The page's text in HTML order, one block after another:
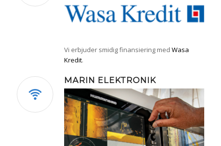
Vi erbjuder smidig finansiering med Wasa
Kredit.
MARIN ELEKTRONIK